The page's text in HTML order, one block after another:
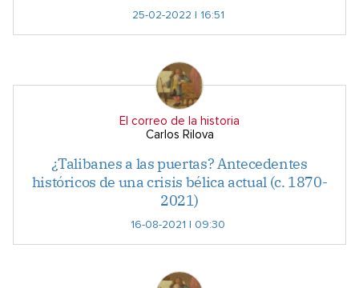
25-02-2022 | 16:51
El correo de la historia
Carlos Rilova
¿Talibanes a las puertas? Antecedentes
históricos de una crisis bélica actual (c. 1870-
2021)
16-08-2021 | 09:30